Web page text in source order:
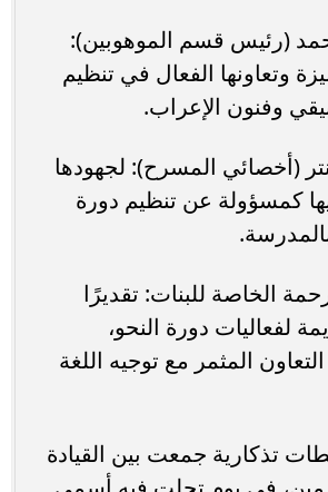
(رئيس قسم الموهوبين):
وتعاونها الفعال في تنظيم
وفنون الإعراب.
(أخصائي المسرح): لجهودها
كمسؤولة عن تنظيم دورة
الخاصة للبنات: تقديرًا
لفعاليات دورة النحو،
المثمر مع توجيه اللغة
تذكارية جمعت بين القيادة